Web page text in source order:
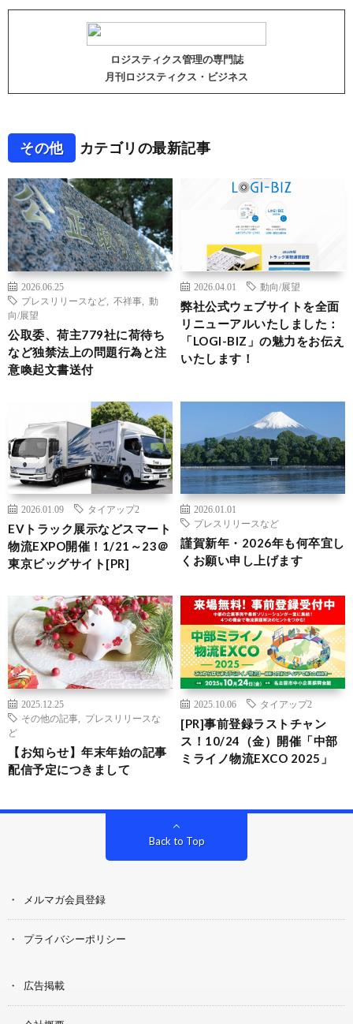
ロジスティクス管理の専門誌
月刊ロジスティクス・ビジネス
その他 カテゴリの最新記事
2026.06.25
プレスリリースなど
不祥事
動
向/展望
公取委、荷主779社に荷待ち
など独禁法上の問題行為と注
意喚起文書送付
2026.04.01 動向/展望
弊社公式ウェブサイトを全面
リニューアルいたしました：
「LOGI-BIZ」の魅力をお伝え
いたします！
2026.01.09 タイアップ2
EVトラック展示などスマート
物流EXPO開催！1/21～23＠
東京ビッグサイト[PR]
2026.01.01
プレスリリースなど
謹賀新年・2026年も何卒宜し
くお願い申し上げます
2025.12.25
その他の記事
プレスリリースな
ど
【お知らせ】年末年始の記事
配信予定につきまして
2025.10.06 タイアップ2
[PR]事前登録ラストチャン
ス！10/24（金）開催「中部
ミライノ物流EXCO 2025」
Back to Top
メルマガ会員登録
プライバシーポリシー
広告掲載